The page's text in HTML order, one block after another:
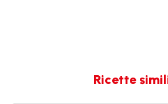
Ricette